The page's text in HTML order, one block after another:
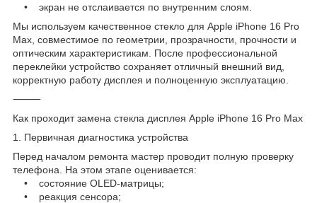
• экран не отслаивается по внутренним слоям.
Мы используем качественное стекло для Apple iPhone 16 Pro
Max, совместимое по геометрии, прозрачности, прочности и
оптическим характеристикам. После профессиональной
переклейки устройство сохраняет отличный внешний вид,
корректную работу дисплея и полноценную эксплуатацию.
⸻
Как проходит замена стекла дисплея Apple iPhone 16 Pro Max
1. Первичная диагностика устройства
Перед началом ремонта мастер проводит полную проверку
телефона. На этом этапе оценивается:
• состояние OLED-матрицы;
• реакция сенсора;